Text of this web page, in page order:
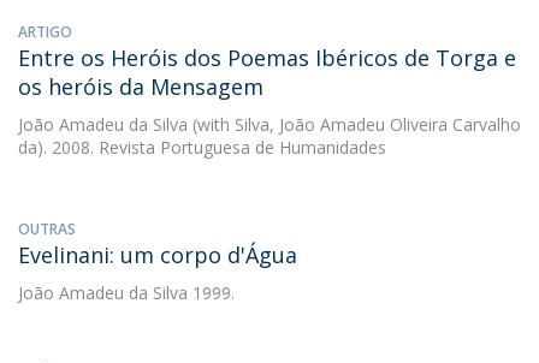
ARTIGO
Entre os Heróis dos Poemas Ibéricos de Torga e
os heróis da Mensagem
João Amadeu da Silva (with Silva, João Amadeu Oliveira Carvalho
da). 2008. Revista Portuguesa de Humanidades
OUTRAS
Evelinani: um corpo d'Água
João Amadeu da Silva 1999.